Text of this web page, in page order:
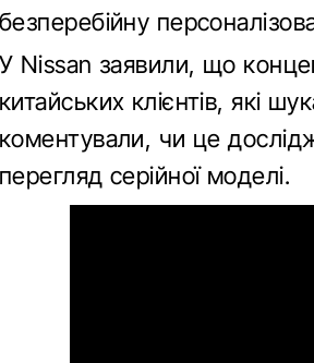
безперебійну
У Nissan заявили, що
китайських клієнтів, які
коментували, чи це
перегляд серійної моделі.